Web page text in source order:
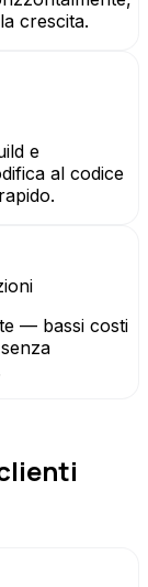
crescita.
e
al codice
— bassi costi